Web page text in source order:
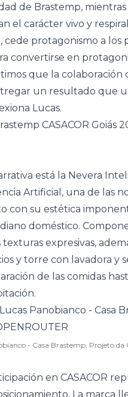
de Brastemp,
el carácter vivo y
cede protagonismo a
convertirse en
que la colaboración
un resultado que
Lucas.
está la Nevera
Artificial, una de las
con su estética
doméstico.
texturas expresivas,
y torre con lavadora
de las comidas
- Casa Brastemp. Projeto da
en CASACOR
La marca